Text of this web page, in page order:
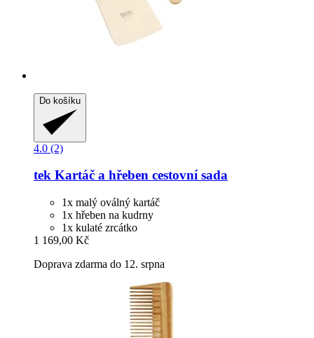
Do košíku
4.0 (2)
tek Kartáč a hřeben cestovní sada
1x malý oválný kartáč
1x hřeben na kudrny
1x kulaté zrcátko
1 169,00 Kč
Doprava zdarma do 12. srpna